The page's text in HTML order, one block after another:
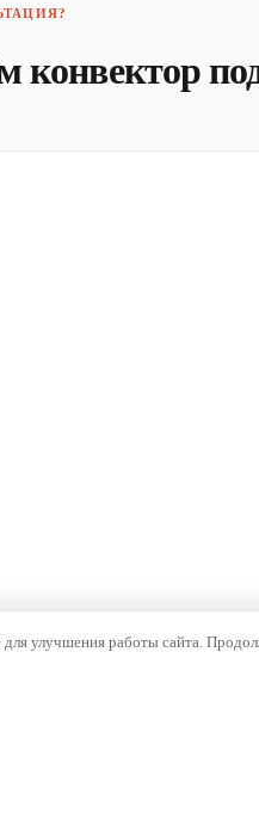
конвектор
улучшения работы сайта.